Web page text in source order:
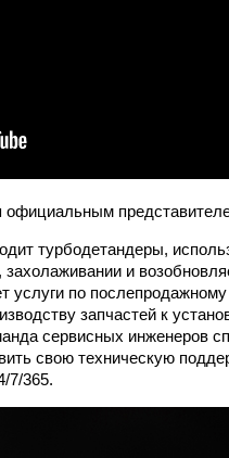
турбодетандеры,
и
услуги по
запчастей к
сервисных инженеров
свою техническую
7/365.